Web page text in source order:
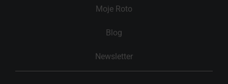
Moje Roto
Blog
Newsletter